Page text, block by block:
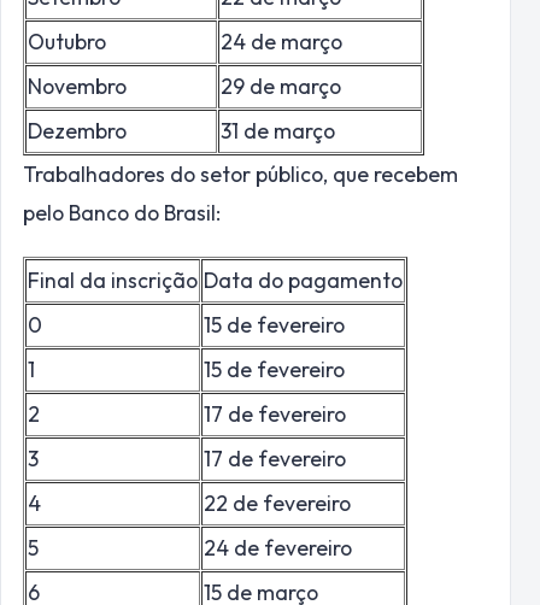
Outubro
24 de março
Novembro
29 de março
Dezembro
31 de março
Trabalhadores do setor público, que recebem
pelo Banco do Brasil:
Final da inscrição Data do pagamento
0
15 de fevereiro
1
15 de fevereiro
2
17 de fevereiro
3
17 de fevereiro
4
22 de fevereiro
5
24 de fevereiro
6
15 de março